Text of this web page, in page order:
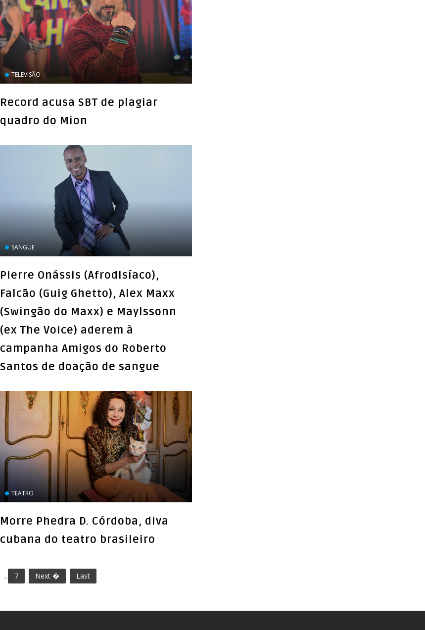
TELEVISÃO
Record acusa SBT de plagiar
quadro do Mion
SANGUE
Pierre Onássis (Afrodisíaco),
Falcão (Guig Ghetto), Alex Maxx
(Swingão do Maxx) e Maylssonn
(ex The Voice) aderem à
campanha Amigos do Roberto
TEATRO
Morre Phedra D. Córdoba, diva
cubana do teatro brasileiro
... 7 Next � Last